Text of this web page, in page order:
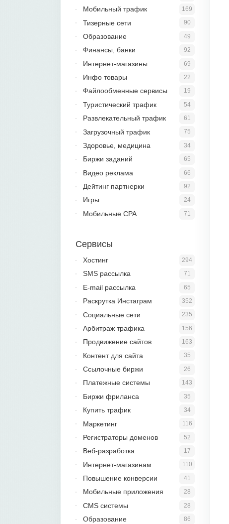
169
Мобильный трафик
90
Тизерные сети
49
Образование
92
Финансы, банки
69
Интернет-магазины
22
Инфо товары
19
Файлообменные сервисы
54
Туристический трафик
61
Развлекательный трафик
75
Загрузочный трафик
34
Здоровье, медицина
65
Биржи заданий
66
Видео реклама
92
Дейтинг партнерки
24
Игры
71
Мобильные CPA
Сервисы
294
Хостинг
71
SMS рассылка
65
E-mail рассылка
352
Раскрутка Инстаграм
235
Социальные сети
156
Арбитраж трафика
163
Продвижение сайтов
35
Контент для сайта
26
Ссылочные биржи
143
Платежные системы
35
Биржи фриланса
34
Купить трафик
116
Маркетинг
52
Регистраторы доменов
17
Веб-разработка
110
Интернет-магазинам
41
Повышение конверсии
28
Мобильные приложения
28
CMS системы
86
Образование